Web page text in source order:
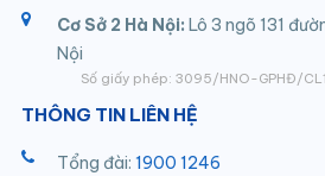
Cơ Sở 2 Hà Nội: Lô 3 ngõ 131
Nội
Số giấy phép: 3095/HNO-GPHĐ/CL1
THÔNG TIN LIÊN HỆ
Tổng đài: 1900 1246